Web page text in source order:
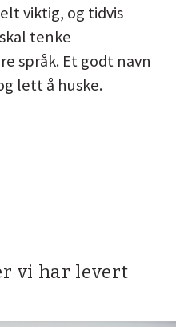
viktig, og tidvis
tenke
språk. Et godt navn
lett å huske.
vi har levert